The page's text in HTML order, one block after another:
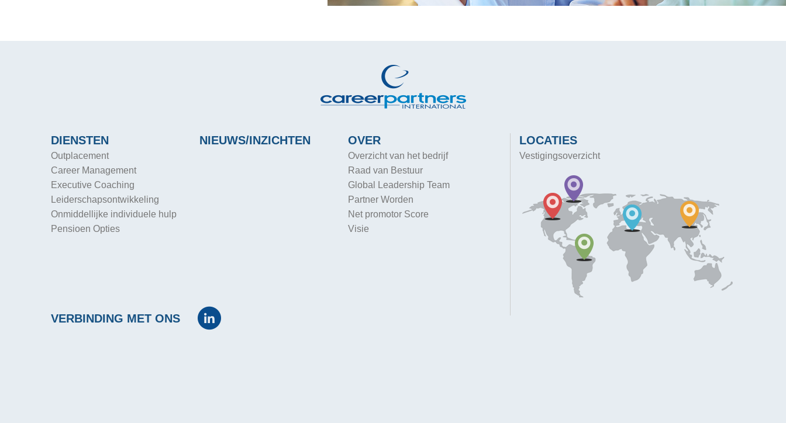
DIENSTEN
Outplacement
Career Management
Executive Coaching
Leiderschapsontwikkeling
Onmiddellijke individuele hulp
Pensioen Opties
NIEUWS/INZICHTEN OVER
Overzicht van het bedrijf
Raad van Bestuur
Global Leadership Team
Partner Worden
Net promotor Score
Visie
VERBINDING MET ONS
LOCATIES
Vestigingsoverzicht